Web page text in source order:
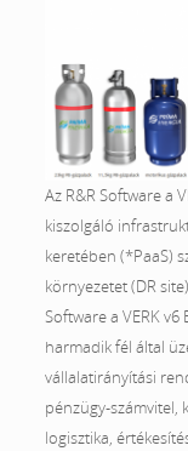
Az R&R Software a
kiszolgáló
keretében (*PaaS)
környezetet (DR
Software a VERK
harmadik fél által
vállalatirányítási
pénzügy-számvitel,
logisztika,